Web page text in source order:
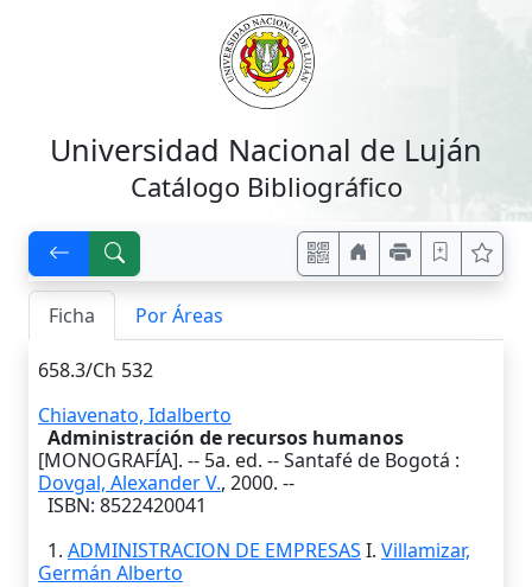
Universidad Nacional de Luján
Catálogo Bibliográfico
Ficha Por Áreas
658.3/Ch 532
Chiavenato, Idalberto
Administración de recursos humanos
[MONOGRAFÍA]. -- 5a. ed. --Santafé de Bogotá :
Dovgal, Alexander V., 2000. --
ISBN: 8522420041
1. ADMINISTRACION DE EMPRESAS I. Villamizar,
Germán Alberto